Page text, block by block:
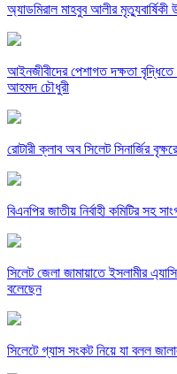
অ্যাডমিরাল মাহবুব আলীর
‎আইনজীবীদের পেশাগত দক্ষতা বৃদ্ধিতে
আহমদ চৌধুরী
রোটারী ক্লাব অব সিলেট সিনার্জির
বিএনপির জাতীয় নির্বাহী কমিটির সহ
সিলেট জেলা জামায়াতে ইসলামীর
বলেছেন
সিলেটে গ্যাস সংকট নিয়ে যা বলল